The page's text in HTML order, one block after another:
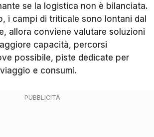
se la logistica non è bilanciata.
i campi di triticale sono lontani dal
allora conviene valutare soluzioni
capacità, percorsi
possibile, piste dedicate per
e consumi.